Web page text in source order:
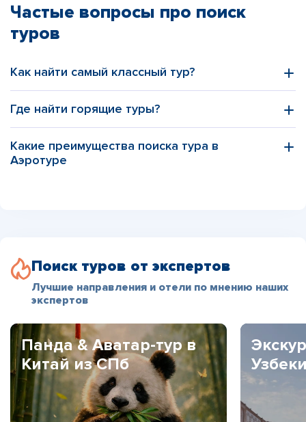
Частые вопросы про поиск
туров
Как найти самый классный тур?
Где найти горящие туры?
Какие преимущества поиска тура в
Аэротуре
Поиск туров от экспертов
Лучшие направления и отели по мнению наших
экспертов
Панда & Аватар-тур в
Китай из СПб